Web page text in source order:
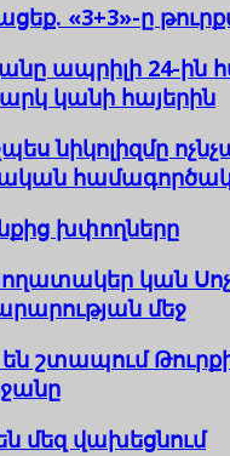
«3+3»-ը
ապրիլի 24-ին
կանի հայերին
նիկոլիզմը
խփողները
կան
մեջ
են շտապում
մեզ վախեցնում